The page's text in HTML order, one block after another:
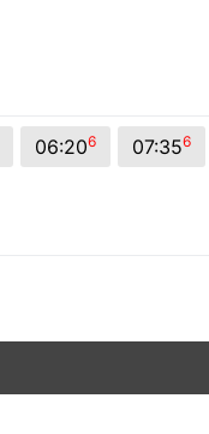
06:206 07:356